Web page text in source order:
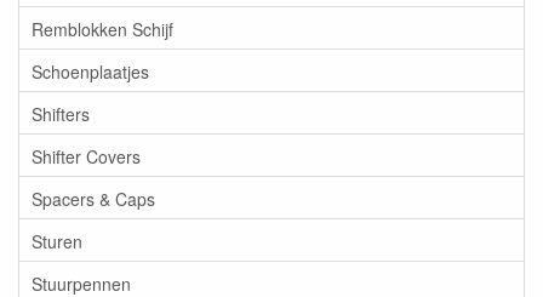
Remblokken Schijf
Schoenplaatjes
Shifters
Shifter Covers
Spacers & Caps
Sturen
Stuurpennen